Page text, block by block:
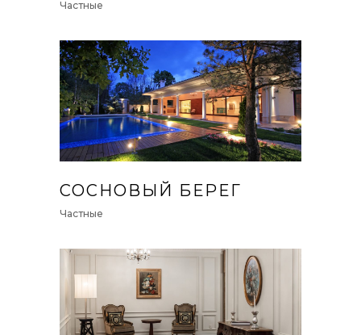
Частные
СОСНОВЫЙ БЕРЕГ
Частные